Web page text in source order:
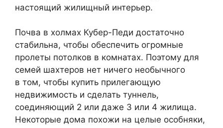
настоящий жилищный интерьер.
Почва в холмах Кубер-Педи достаточно
стабильна, чтобы обеспечить огромные
пролеты потолков в комнатах. Поэтому для
семей шахтеров нет ничего необычного
в том, чтобы купить прилегающую
недвижимость и сделать туннель,
соединяющий 2 или даже 3 или 4 жилища.
Некоторые дома похожи на целые особняки,